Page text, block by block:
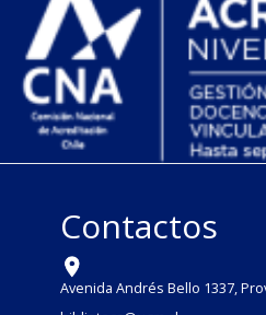
Contactos
Avenida Andrés Bello 1337,